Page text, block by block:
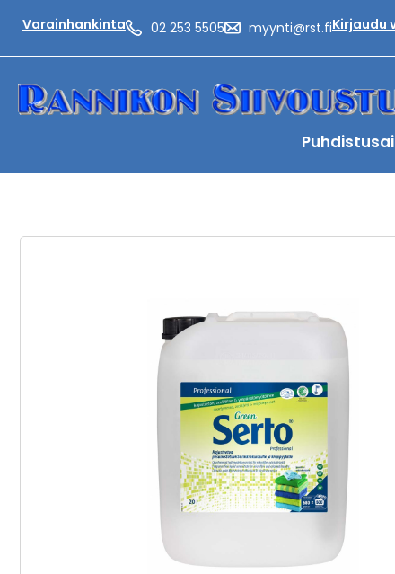
Varainhankinta 02 253 5505 myynti@rst.fiKirjaudu